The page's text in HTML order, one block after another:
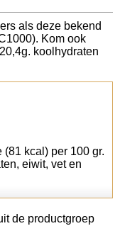
als deze bekend
Kom ook
koolhydraten
kcal) per 100 gr.
eiwit, vet en
de productgroep